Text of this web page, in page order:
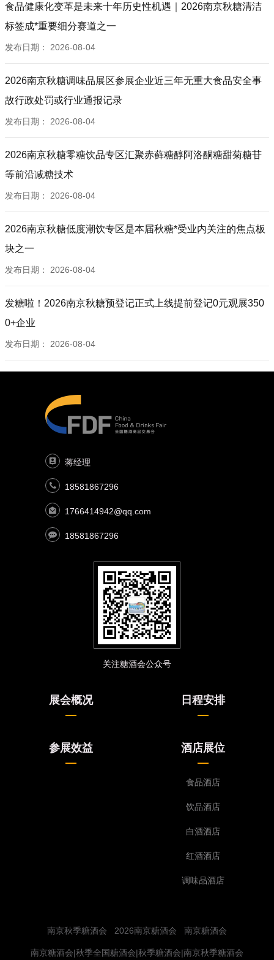
食品健康化变革是未来十年历史性机遇｜2026南京秋糖清洁
标签成*重要细分赛道之一
发布日期： 2026-08-04
2026南京秋糖调味品展区参展企业近三年无重大食品安全事
故行政处罚或行业通报记录
发布日期： 2026-08-04
2026南京秋糖零糖饮品专区汇聚赤藓糖醇阿洛酮糖甜菊糖苷
等前沿减糖技术
发布日期： 2026-08-04
2026南京秋糖低度潮饮专区是本届秋糖*受业内关注的焦点板
块之一
发布日期： 2026-08-04
发糖啦！2026南京秋糖预登记正式上线提前登记0元观展350
0+企业
发布日期： 2026-08-04
蒋经理
18581867296
1766414942@qq.com
18581867296
关注糖酒会公众号
展会概况 日程安排
参展效益 酒店展位
食品酒店
饮品酒店
白酒酒店
红酒酒店
调味品酒店
南京秋季糖酒会 2026南京糖酒会 南京糖酒会
南京糖酒会|秋季全国糖酒会|秋季糖酒会|南京秋季糖酒会